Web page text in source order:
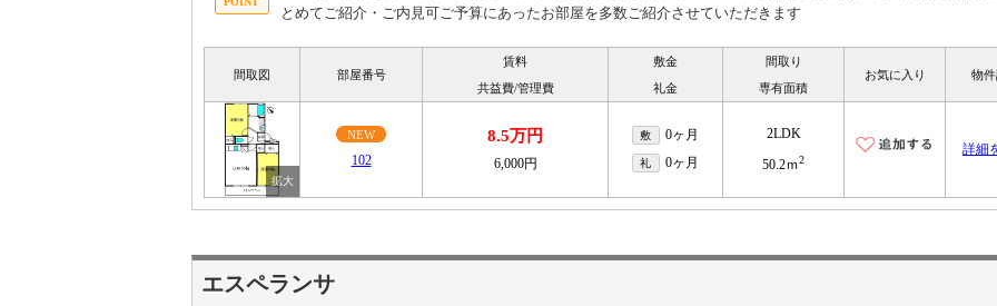
とめてご紹介・ご内見可ご予算にあったお部屋を多数ご紹介させていただきます
間取図 部屋番号
賃料
共益費/管理費
敷金
礼金
間取り
専有面積
お気に入り 物
NEW
102
8.5万円
6,000円
敷 0ヶ月
礼 0ヶ月
2LDK
50.2ｍ2
詳細
エスペランサ